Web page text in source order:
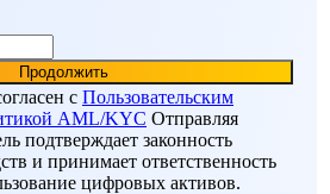
c Пользовательским
AML/KYC Отправляя
подтверждает законность
и принимает ответственность
цифровых активов.